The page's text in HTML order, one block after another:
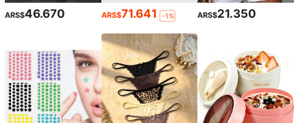
ARS$46.670 ARS$71.641 -1% ARS$21.350